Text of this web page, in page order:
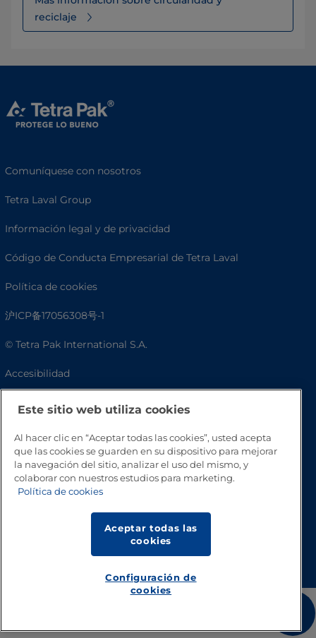
reciclaje
Comuníquese con nosotros
Tetra Laval Group
Información legal y de privacidad
Código de Conducta Empresarial de Tetra Laval
Política de cookies
沪ICP备17056308号-1
© Tetra Pak International S.A.
Accesibilidad
Preguntas frecuentes
Este sitio web utiliza cookies
Al hacer clic en “Aceptar todas las cookies”, usted acepta
que las cookies se guarden en su dispositivo para mejorar
la navegación del sitio, analizar el uso del mismo, y
colaborar con nuestros estudios para marketing.
Política de cookies
Aceptar todas las
cookies
Configuración de
cookies